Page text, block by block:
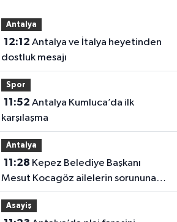
Antalya
12:12
dostluk mesajı
Spor
11:52
karşılaşma
Antalya
11:28
Mesut Kocagöz ailelerin sorununa
çözüm arıyor
Asayiş